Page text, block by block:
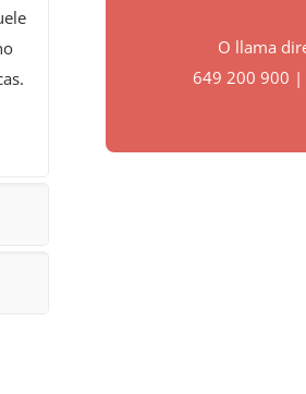
O llama
649 200 900